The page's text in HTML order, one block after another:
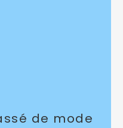
de mode